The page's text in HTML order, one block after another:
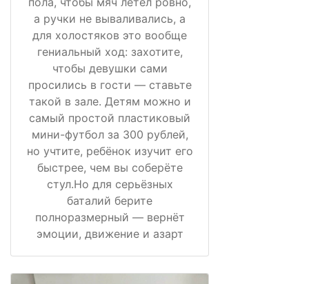
а ручки не вываливались, а
для холостяков это вообще
гениальный ход: захотите,
чтобы девушки сами
просились в гости — ставьте
такой в зале. Детям можно и
самый простой пластиковый
мини-футбол за 300 рублей,
но учтите, ребёнок изучит его
быстрее, чем вы соберёте
стул.Но для серьёзных
баталий берите
полноразмерный — вернёт
эмоции, движение и азарт